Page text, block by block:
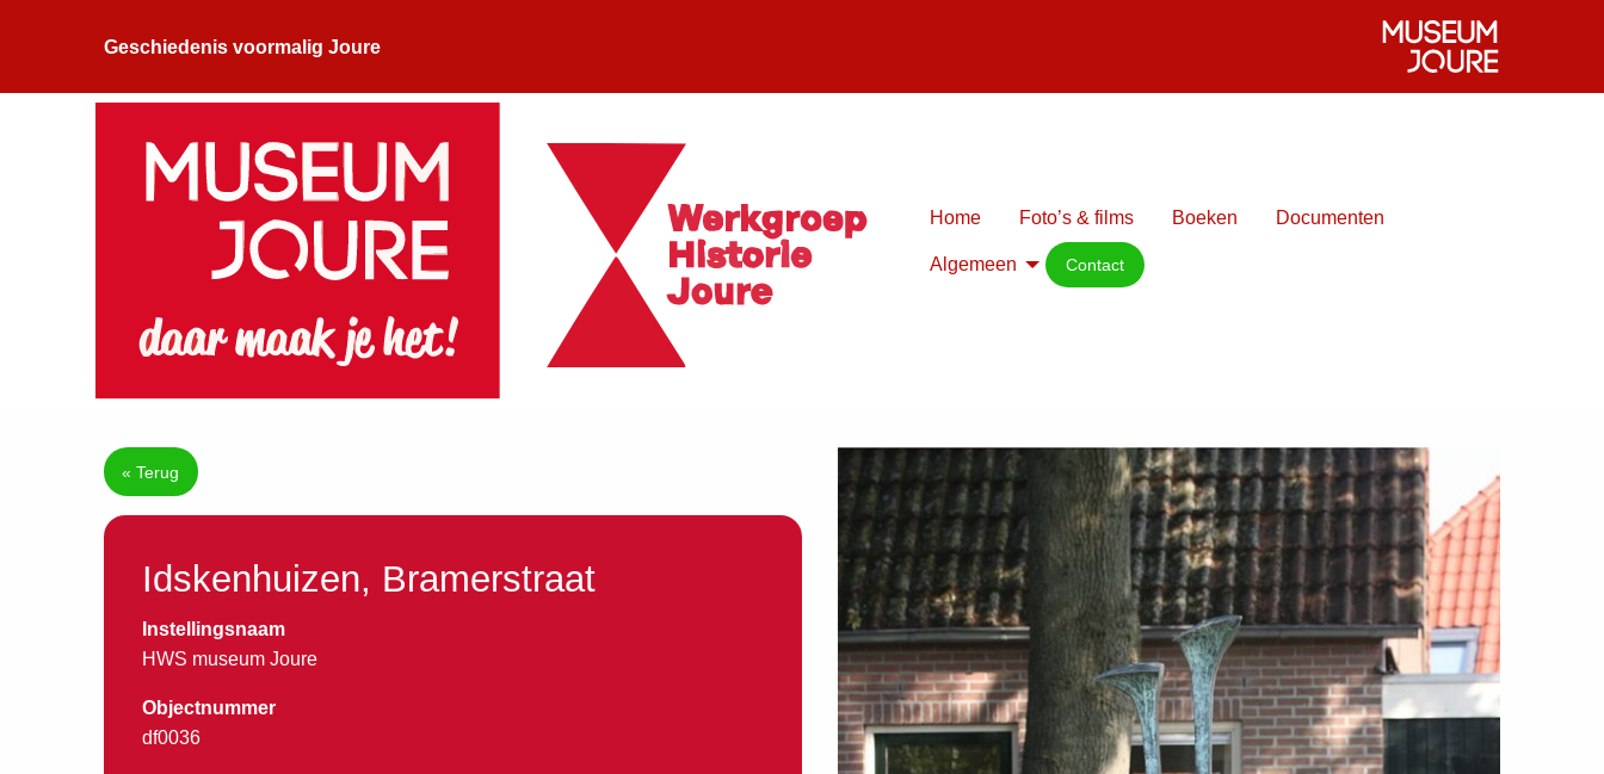
Geschiedenis voormalig Joure
Home Foto’s & films Boeken Documenten
Algemeen Contact
« Terug
Idskenhuizen, Bramerstraat
Instellingsnaam
HWS museum Joure
Objectnummer
df0036